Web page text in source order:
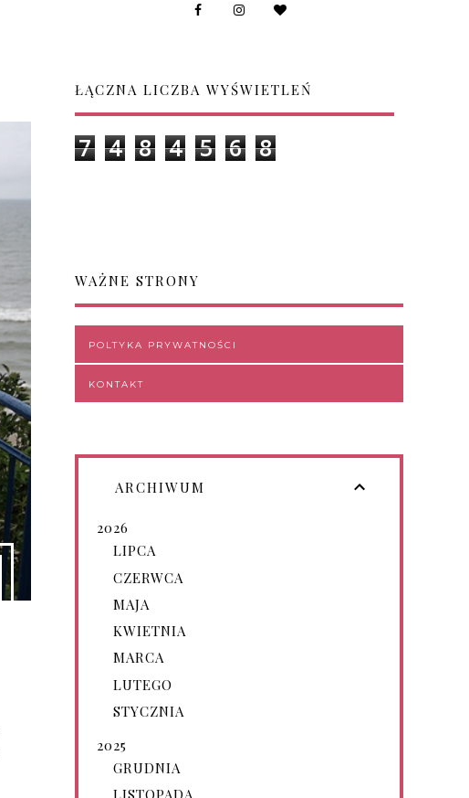
ŁĄCZNA LICZBA WYŚWIETLEŃ
7 4 8 4 5 6 8
WAŻNE STRONY
POLTYKA PRYWATNOŚCI
KONTAKT
ARCHIWUM
2026
LIPCA
CZERWCA
MAJA
KWIETNIA
MARCA
LUTEGO
STYCZNIA
2025
GRUDNIA